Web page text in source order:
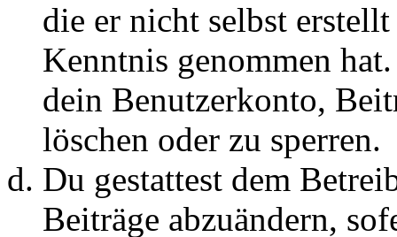
die er nicht selbst
Kenntnis genommen
dein Benutzerkonto,
löschen oder zu sperren.
Du gestattest dem
Beiträge abzuändern,